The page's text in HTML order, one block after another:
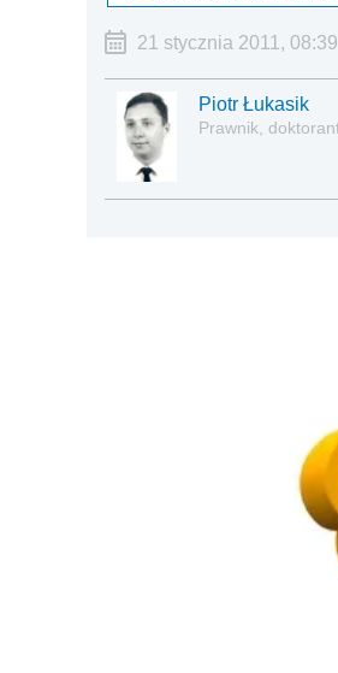
21 stycznia 2011, 08:39
Piotr Łukasik
Prawnik,